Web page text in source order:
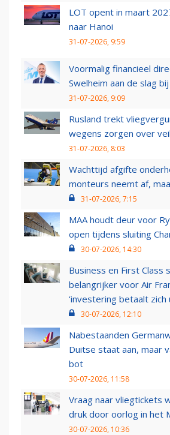
LOT opent in maart
naar Hanoi
31-07-2026, 9:59
Voormalig financieel
Swelheim aan de slag
31-07-2026, 9:09
Rusland trekt
wegens zorgen over
31-07-2026, 8:03
Wachttijd afgifte
monteurs neemt af,
31-07-2026, 7:15
MAA houdt deur voor
open tijdens sluiting
30-07-2026, 14:30
Business en First Class
belangrijker voor Air
‘investering betaalt zich
30-07-2026, 12:10
Nabestaanden
Duitse staat aan, maar
bot
30-07-2026, 11:58
Vraag naar vliegtickets
druk door oorlog in het
30-07-2026, 10:36